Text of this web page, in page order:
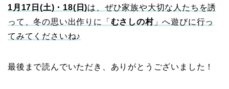
1月17日(土)・18(日)は、ぜひ家族や大切な人たちを誘
って、冬の思い出作りに「 むさしの村」へ遊びに行っ
てみてくださいね♪
最後まで読んでいただき、ありがとうございました！